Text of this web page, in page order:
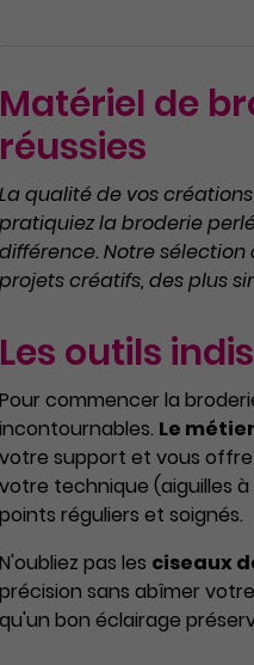
Matériel de
réussies
La qualité de vos
pratiquiez la broderie
différence. Notre
projets créatifs, des plus
Les outils
Pour commencer la
incontournables. Le
votre support et vous
votre technique (aiguilles
points réguliers et soignés.
N'oubliez pas les ciseaux
précision sans abîmer
qu'un bon éclairage